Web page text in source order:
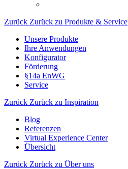
Zurück Zurück zu Produkte & Service
Unsere Produkte
Ihre Anwendungen
Konfigurator
Förderung
§14a EnWG
Service
Zurück Zurück zu Inspiration
Blog
Referenzen
Virtual Experience Center
Übersicht
Zurück Zurück zu Über uns